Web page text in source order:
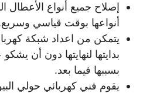
إصلاح جميع أنواع الأعطال
أنواعها بوقت قياسي
يتمكن من اعداد شبكة
بدايتها لنهايتها دون أن
بسببها فيما بعد.
يقوم فني كهربائي حولي